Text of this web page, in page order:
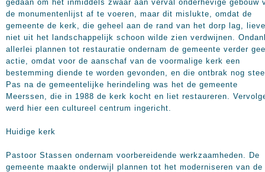
gedaan om het inmiddels zwaar aan verval onderhevige gebouw
de monumentenlijst af te voeren, maar dit mislukte, omdat de
gemeente de kerk, die geheel aan de rand van het dorp lag,
niet uit het landschappelijk schoon wilde zien verdwijnen.
allerlei plannen tot restauratie ondernam de gemeente verder
actie, omdat voor de aanschaf van de voormalige kerk een
bestemming diende te worden gevonden, en die ontbrak nog
Pas na de gemeentelijke herindeling was het de gemeente
Meerssen, die in 1988 de kerk kocht en liet restaureren.
werd hier een cultureel centrum ingericht.
Huidige kerk
Pastoor Stassen ondernam voorbereidende werkzaamheden. De
gemeente maakte onderwijl plannen tot het moderniseren van de